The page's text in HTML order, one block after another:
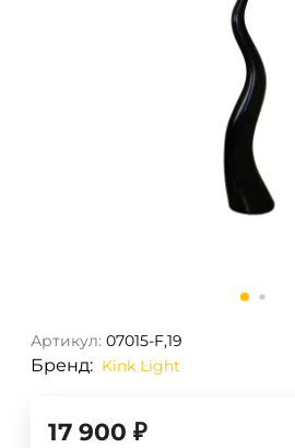
Артикул: 07015-F,19
Бренд: Kink Light
17 900 ₽